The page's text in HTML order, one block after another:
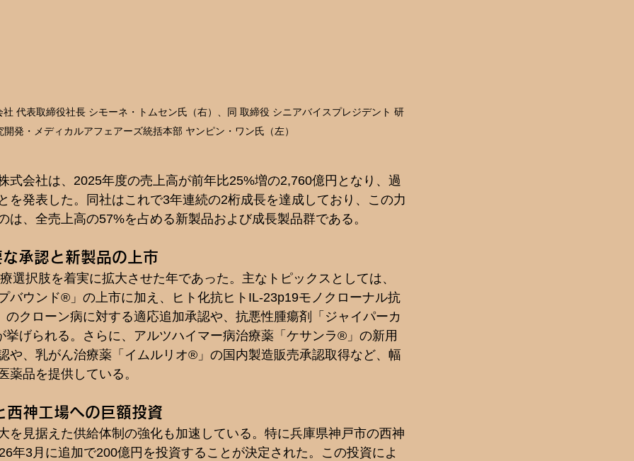
社 代表取締役社長 シモーネ・トムセン氏（右）、同 取締役 シニアバイスプレジデント 研
開発・メディカルアフェアーズ統括本部 ヤンピン・ワン氏（左）
式会社は、2025年度の売上高が前年比25%増の2,760億円となり、過
を発表した。同社はこれで3年連続の2桁成長を達成しており、この力
は、全売上高の57%を占める新製品および成長製品群である。
承認と新製品の上市
選択肢を着実に拡大させた年であった。主なトピックスとしては、
バウンド®」の上市に加え、ヒト化抗ヒトIL-23p19モノクローナル抗
クローン病に対する適応追加承認や、抗悪性腫瘍剤「ジャイパーカ
げられる。さらに、アルツハイマー病治療薬「ケサンラ®」の新用
や、乳がん治療薬「イムルリオ®」の国内製造販売承認取得など、幅
薬品を提供している。
西神工場への巨額投資
を見据えた供給体制の強化も加速している。特に兵庫県神戸市の西神
年3月に追加で200億円を投資することが決定された。この投資によ